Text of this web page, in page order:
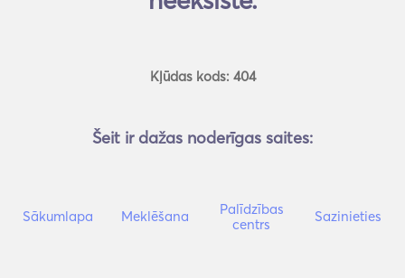
Kļūdas kods: 404
Šeit ir dažas noderīgas saites:
Sākumlapa Meklēšana
Palīdzības
centrs
Sazinieties